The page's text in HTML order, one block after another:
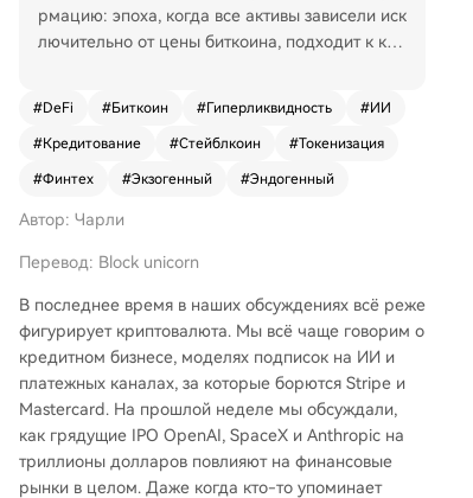
рмацию: эпоха, когда все активы зависели иск
лючительно от цены биткоина, подходит к кон
стоимость напрямую связана с ценой биткоин
а) и экзогенная (проекты, чья ценность опред
еляется внешними, некриптовалютными факто
тех-компании, использующие блокчейн как ин
ния вроде Venice, чья бизнес-модель ближе к
подписным AI-сервисам. Их рост и доходы не
зависят от циклов крипторынка. Это меняет по
дход к анализу: для экзогенных активов ключ
евыми становятся фундаментальные бизнес-п
оказатели — кто платит за продукт, unit-эконо
мика, конкурентные преимущества. Инвестиц
ионная тема всё чаще реализуется через акц
ии, а не токены, хотя прогресс в регулирован
#DeFi #Биткоин #Гиперликвидность #ИИ
#Кредитование #Стейблкоин #Токенизация
#Финтех #Экзогенный #Эндогенный
Автор: Чарли
Перевод: Block unicorn
В последнее время в наших обсуждениях всё реже
фигурирует криптовалюта. Мы всё чаще говорим о
кредитном бизнесе, моделях подписок на ИИ и
платежных каналах, за которые борются Stripe и
Mastercard. На прошлой неделе мы обсуждали,
как грядущие IPO OpenAI, SpaceX и Anthropic на
триллионы долларов повлияют на финансовые
рынки в целом. Даже когда кто-то упоминает